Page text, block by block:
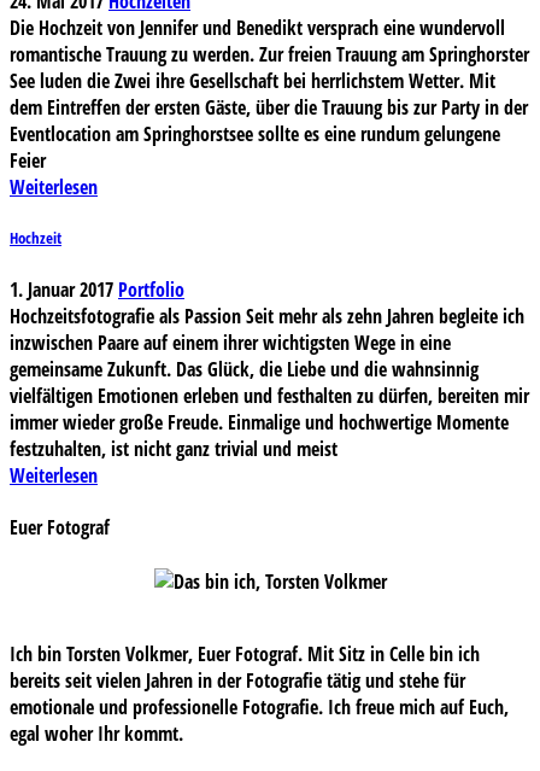
Die Hochzeit von Jennifer und Benedikt versprach eine wundervoll
romantische Trauung zu werden. Zur freien Trauung am Springhorster
See luden die Zwei ihre Gesellschaft bei herrlichstem Wetter. Mit
dem Eintreffen der ersten Gäste, über die Trauung bis zur Party in der
Eventlocation am Springhorstsee sollte es eine rundum gelungene
Feier
Weiterlesen
Hochzeit
1. Januar 2017 Portfolio
Hochzeitsfotografie als Passion Seit mehr als zehn Jahren begleite ich
inzwischen Paare auf einem ihrer wichtigsten Wege in eine
gemeinsame Zukunft. Das Glück, die Liebe und die wahnsinnig
vielfältigen Emotionen erleben und festhalten zu dürfen, bereiten mir
immer wieder große Freude. Einmalige und hochwertige Momente
festzuhalten, ist nicht ganz trivial und meist
Weiterlesen
Euer Fotograf
Ich bin Torsten Volkmer, Euer Fotograf. Mit Sitz in Celle bin ich
bereits seit vielen Jahren in der Fotografie tätig und stehe für
emotionale und professionelle Fotografie. Ich freue mich auf Euch,
egal woher Ihr kommt.